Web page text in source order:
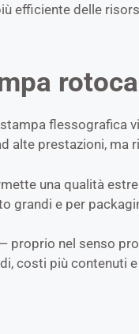
efficiente delle
flessografica
alte prestazioni, ma
una qualità
grandi e per
proprio nel senso
costi più contenuti